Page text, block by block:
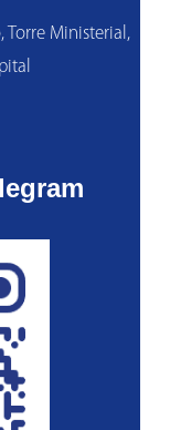
Torre Ministerial,